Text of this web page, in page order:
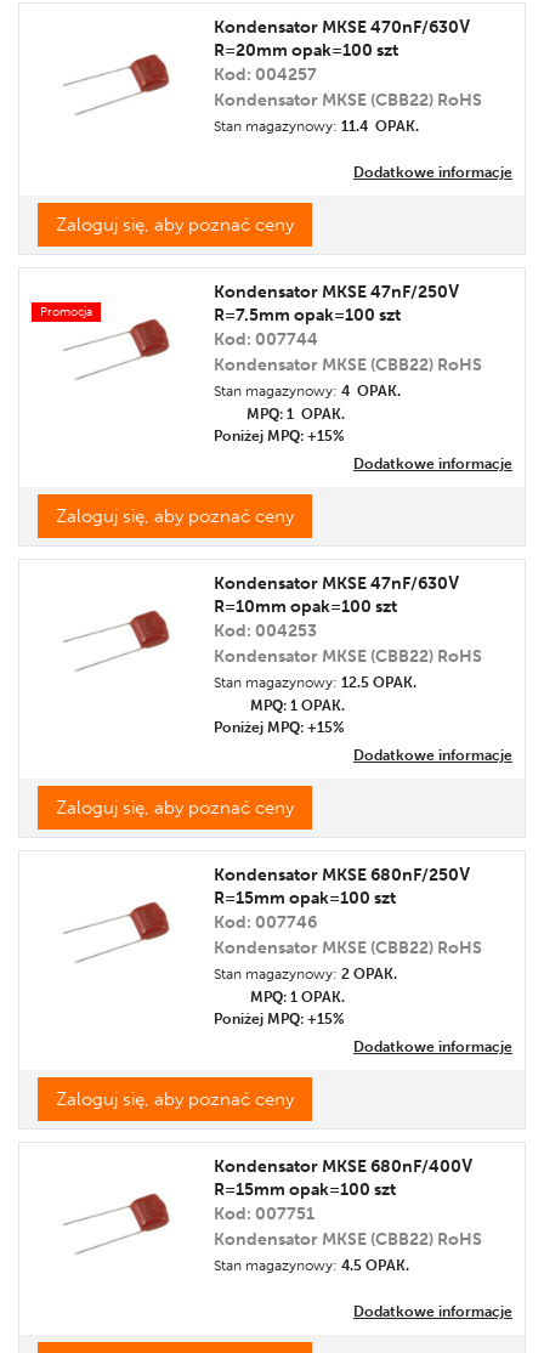
Kondensator MKSE 470nF/630V
R=20mm opak=100 szt
Kod: 004257
Kondensator MKSE (CBB22) RoHS
Stan magazynowy: 11.4 OPAK.
Dodatkowe informacje
Zaloguj się, aby poznać ceny
Promocja
Kondensator MKSE 47nF/250V
R=7.5mm opak=100 szt
Kod: 007744
Kondensator MKSE (CBB22) RoHS
Stan magazynowy: 4 OPAK.
MPQ: 1 OPAK.
Poniżej MPQ: +15%
Dodatkowe informacje
Zaloguj się, aby poznać ceny
Kondensator MKSE 47nF/630V
R=10mm opak=100 szt
Kod: 004253
Kondensator MKSE (CBB22) RoHS
Stan magazynowy: 12.5 OPAK.
MPQ: 1 OPAK.
Poniżej MPQ: +15%
Dodatkowe informacje
Zaloguj się, aby poznać ceny
Kondensator MKSE 680nF/250V
R=15mm opak=100 szt
Kod: 007746
Kondensator MKSE (CBB22) RoHS
Stan magazynowy: 2 OPAK.
MPQ: 1 OPAK.
Poniżej MPQ: +15%
Dodatkowe informacje
Zaloguj się, aby poznać ceny
Kondensator MKSE 680nF/400V
R=15mm opak=100 szt
Kod: 007751
Kondensator MKSE (CBB22) RoHS
Stan magazynowy: 4.5 OPAK.
Dodatkowe informacje